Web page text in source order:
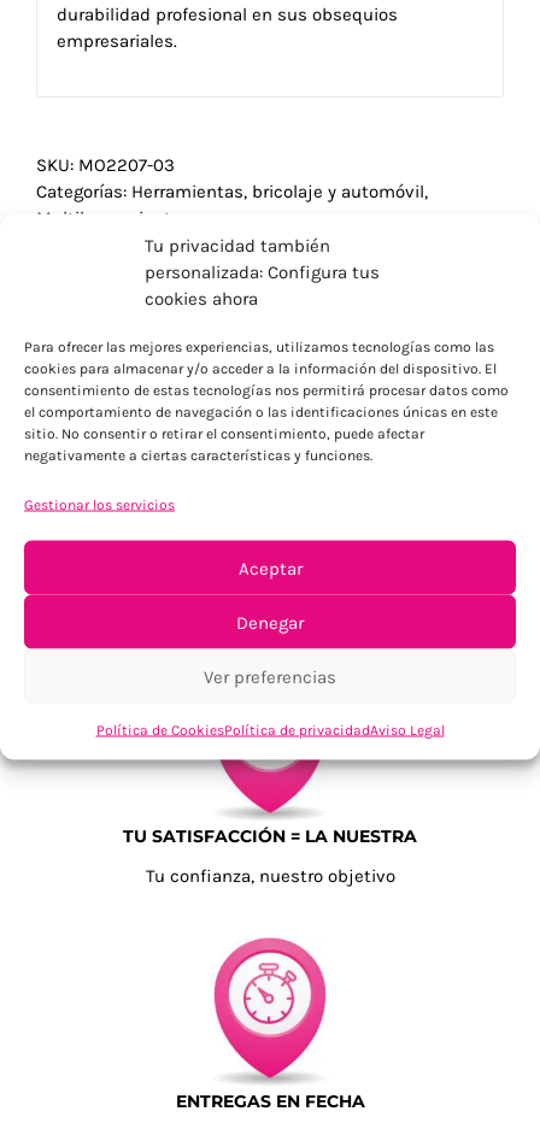
Tu privacidad también
personalizada: Configura tus
cookies ahora
Para ofrecer las mejores experiencias, utilizamos tecnologías como las
cookies para almacenar y/o acceder a la información del dispositivo. El
consentimiento de estas tecnologías nos permitirá procesar datos como
el comportamiento de navegación o las identificaciones únicas en este
sitio. No consentir o retirar el consentimiento, puede afectar
negativamente a ciertas características y funciones.
Gestionar los servicios
Aceptar
Denegar
Ver preferencias
Política de CookiesPolítica de privacidadAviso Legal
durabilidad profesional en sus obsequios
empresariales.
SKU: MO2207-03
Categorías: Herramientas, bricolaje y automóvil,
Multiherramientas
ENVÍOS ECONÓMICOS
TU SATISFACCIÓN = LA NUESTRA
Tu confianza, nuestro objetivo
ENTREGAS EN FECHA